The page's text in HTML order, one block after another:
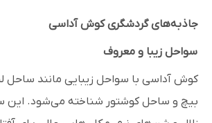
جاذبه‌های گردشگری کوش آداسی
سواحل زیبا و معروف
کوش آداسی با سواحل زیبایی مانند ساحل
بیچ و ساحل کوشتور شناخته می‌شود. این